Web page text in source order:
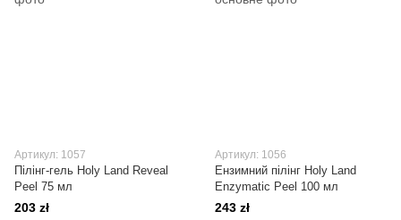
Артикул: 1057
Пілінг-гель Holy Land Reveal
Peel 75 мл
203 zł
Артикул: 1056
Ензимний пілінг Holy Land
Enzymatic Peel 100 мл
243 zł